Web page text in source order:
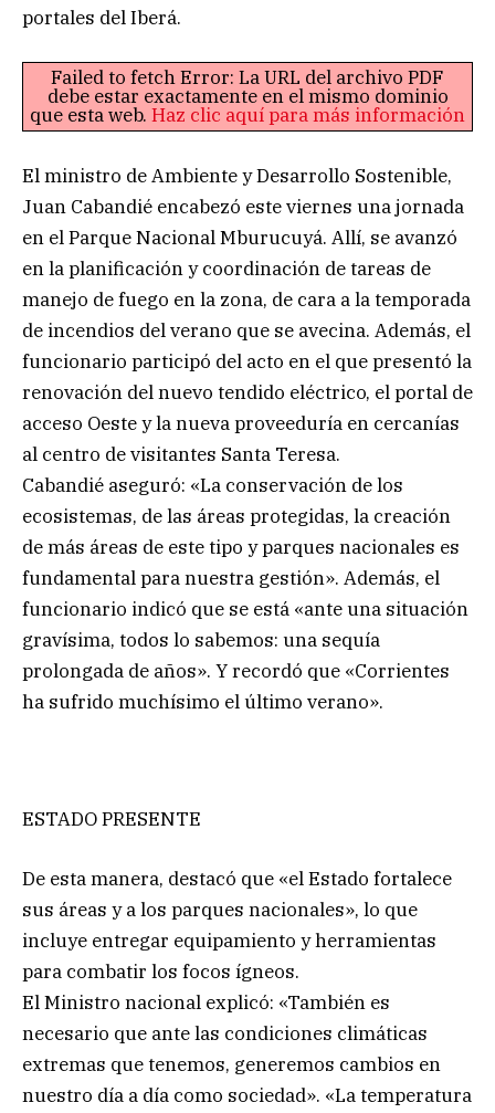
portales del Iberá.
Failed to fetch Error: La URL del archivo PDF
debe estar exactamente en el mismo dominio
que esta web. Haz clic aquí para más información
El ministro de Ambiente y Desarrollo Sostenible,
Juan Cabandié encabezó este viernes una jornada
en el Parque Nacional Mburucuyá. Allí, se avanzó
en la planificación y coordinación de tareas de
manejo de fuego en la zona, de cara a la temporada
de incendios del verano que se avecina. Además, el
funcionario participó del acto en el que presentó la
renovación del nuevo tendido eléctrico, el portal de
acceso Oeste y la nueva proveeduría en cercanías
al centro de visitantes Santa Teresa.
Cabandié aseguró: «La conservación de los
ecosistemas, de las áreas protegidas, la creación
de más áreas de este tipo y parques nacionales es
fundamental para nuestra gestión». Además, el
funcionario indicó que se está «ante una situación
gravísima, todos lo sabemos: una sequía
prolongada de años». Y recordó que «Corrientes
ha sufrido muchísimo el último verano».
ESTADO PRESENTE
De esta manera, destacó que «el Estado fortalece
sus áreas y a los parques nacionales», lo que
incluye entregar equipamiento y herramientas
para combatir los focos ígneos.
El Ministro nacional explicó: «También es
necesario que ante las condiciones climáticas
extremas que tenemos, generemos cambios en
nuestro día a día como sociedad». «La temperatura